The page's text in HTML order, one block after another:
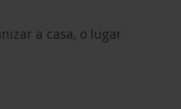
a casa, o lugar